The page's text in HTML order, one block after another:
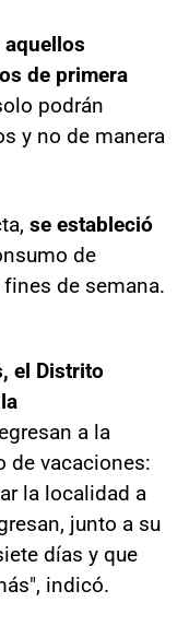
aquellos
de primera
podrán
y no de manera
se estableció
de
de semana.
el Distrito
a la
de vacaciones:
la localidad a
junto a su
días y que
indicó.